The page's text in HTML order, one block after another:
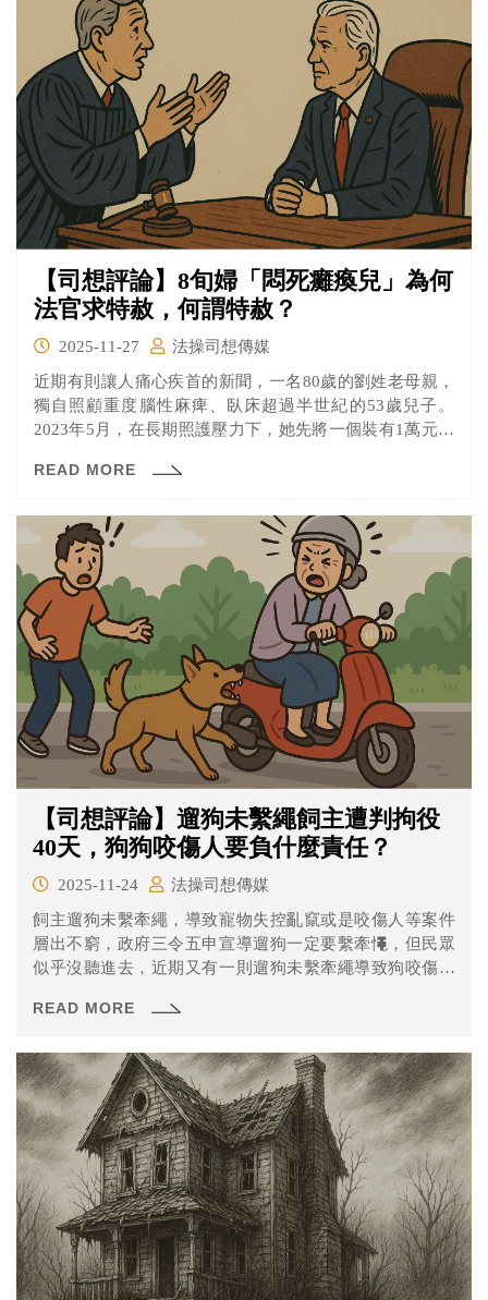
【司想評論】8旬婦「悶死癱瘓兒」為何
法官求特赦，何謂特赦？
2025-11-27
法操司想傳媒
近期有則讓人痛心疾首的新聞，一名80歲的劉姓老母親，
獨自照顧重度腦性麻痺、臥床超過半世紀的53歲兒子。
2023年5月，在長期照護壓力下，她先將一個裝有1萬元紅
她立即自首。
READ MORE
【司想評論】遛狗未繫繩飼主遭判拘役
40天，狗狗咬傷人要負什麼責任？
2025-11-24
法操司想傳媒
飼主遛狗未繫牽繩，導致寵物失控亂竄或是咬傷人等案件
層出不窮，政府三令五申宣導遛狗一定要繫牽憴，但民眾
似乎沒聽進去，近期又有一則遛狗未繫牽繩導致狗咬傷人
家棕色土狗在公路散步時，未替狗繫上牽繩或戴口罩。
READ MORE